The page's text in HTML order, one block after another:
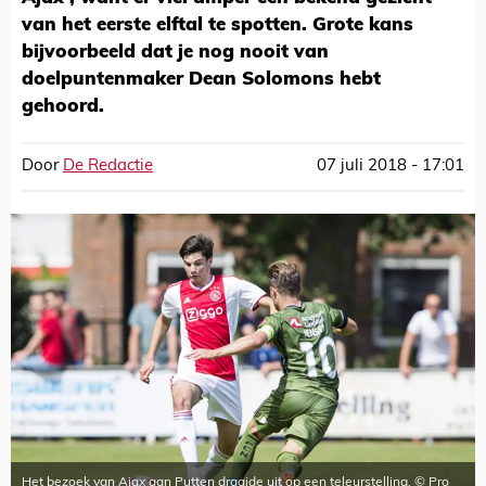
van het eerste elftal te spotten. Grote kans
bijvoorbeeld dat je nog nooit van
doelpuntenmaker Dean Solomons hebt
gehoord.
Door De Redactie 07 juli 2018 - 17:01
Het bezoek van Ajax aan Putten draaide uit op een teleurstelling. © Pro